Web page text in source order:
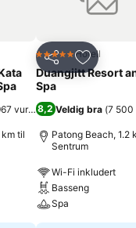
i favoritter
vurderinger)
til
Del Legg til
5 StjernerHotell
Duangjitt Resort
Spa
8,2 Veldig bra (7 500
Patong Beach, 1.2
Sentrum
Wi-Fi inkludert
Basseng
Spa